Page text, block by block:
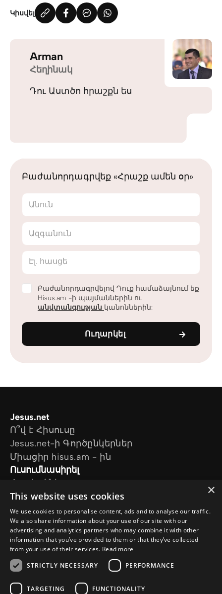
Կիսվել
Arman
Հեղինակ
Դու Աստծո հրաշքն ես
Բաժանորդագրվեք «Հրաշք ամեն օր»
Անուն
Ազգանուն
Էլ. հասցե
Բաժանորդագրվելով Դուք համաձայնում եք
Hisus.am -ի պայմաններին ու
անվտանգության կանոններին:
Ուղարկել
Jesus.net
Ո՞վ է Հիսուսը
Jesus.net-ի Գործընկերներ
Միացիր hisus.am - ին
Ուսումնասիրել
Հոդվածներ
Տեսանյութեր
Մեր նախագծերը
Ես հարց ունեմ
Հետևեք մեզ
×
This website uses cookies
We use cookies to personalise content, ads and to analyse our traffic.
We also share information about your use of our site with our
advertising and analytics partners who may combine it with other
information that you’ve provided to them or that they’ve collected
from your use of their services. Read more
STRICTLY NECESSARY
PERFORMANCE
TARGETING FUNCTIONALITY